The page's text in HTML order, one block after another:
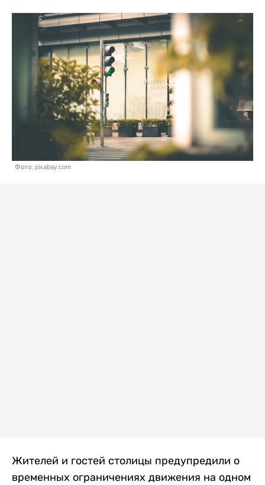
Фото: pixabay.com
Жителей и гостей столицы предупредили о
временных ограничениях движения на одном